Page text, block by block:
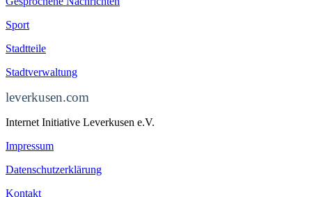
Sport
Stadtteile
Stadtverwaltung
leverkusen.com
Internet Initiative Leverkusen e.V.
Impressum
Datenschutzerklärung
Kontakt